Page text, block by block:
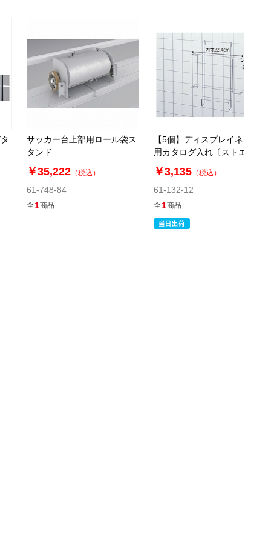
サッカー台上部用ロール袋ス
タンド
￥35,222 （税込）
61-748-84
全1商品
【5個】ディスプレイネット
用カタログ入れ〔ストエキオ
リジナル〕 A4用
￥3,135 （税込）
61-132-12
全1商品